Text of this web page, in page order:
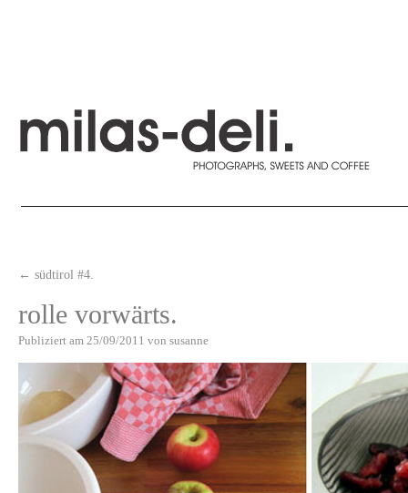
← südtirol #4.
rolle vorwärts.
Publiziert am 25/09/2011 von susanne